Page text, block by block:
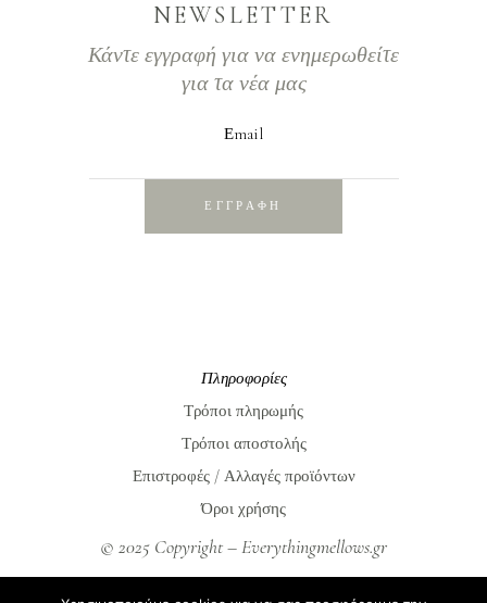
NEWSLETTER
Κάντε εγγραφή για να ενημερωθείτε
για τα νέα μας
Εmail
ΕΓΓΡΑΦΗ
Πληροφορίες
Τρόποι πληρωμής
Τρόποι αποστολής
Επιστροφές / Αλλαγές προϊόντων
Όροι χρήσης
© 2025 Copyright – Everythingmellows.gr